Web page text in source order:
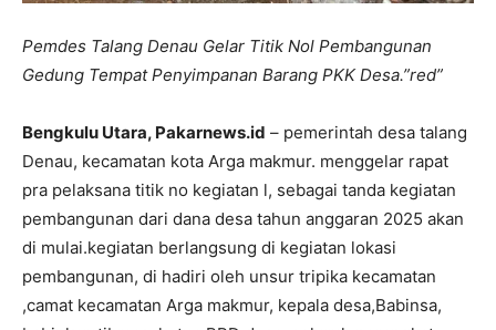
Pemdes Talang Denau Gelar Titik Nol Pembangunan
Gedung Tempat Penyimpanan Barang PKK Desa.”red”
Bengkulu Utara, Pakarnews.id – pemerintah desa talang
Denau, kecamatan kota Arga makmur. menggelar rapat
pra pelaksana titik no kegiatan l, sebagai tanda kegiatan
pembangunan dari dana desa tahun anggaran 2025 akan
di mulai.kegiatan berlangsung di kegiatan lokasi
pembangunan, di hadiri oleh unsur tripika kecamatan
,camat kecamatan Arga makmur, kepala desa,Babinsa,